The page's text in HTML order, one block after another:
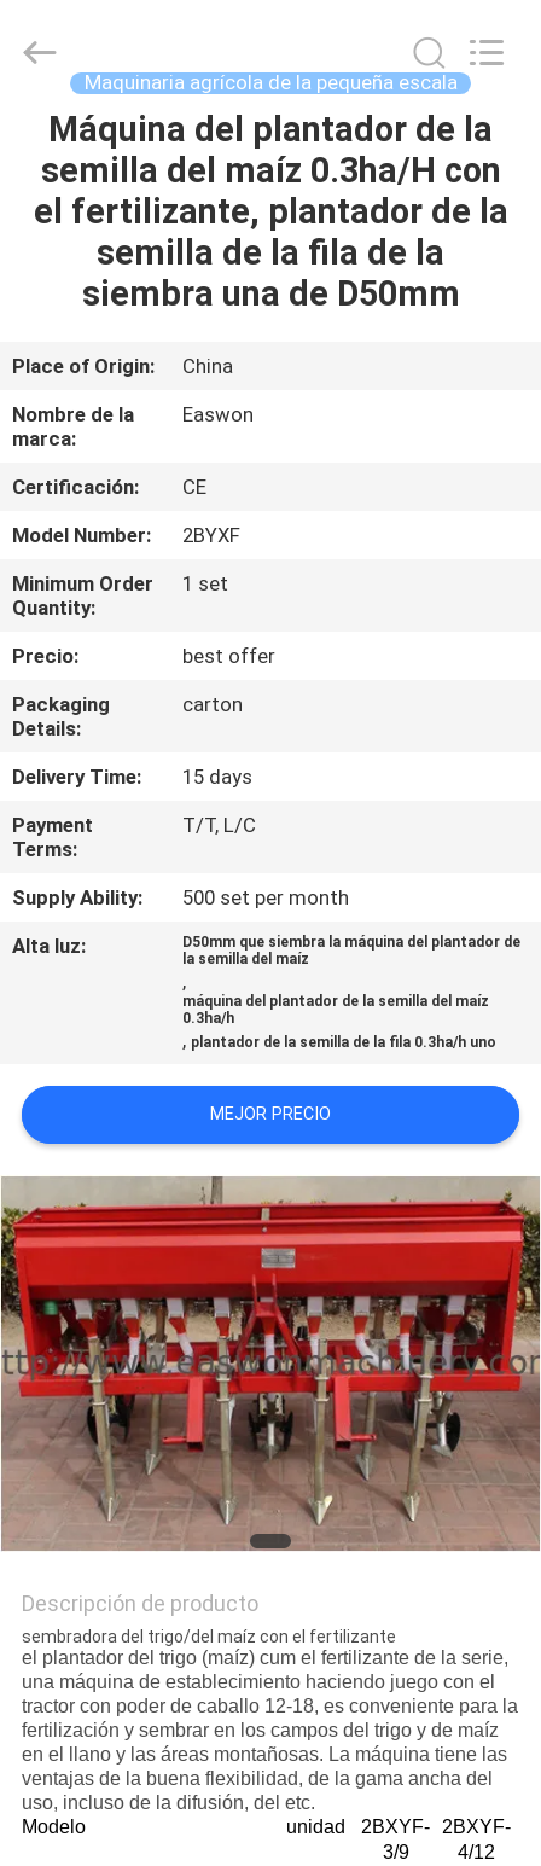
HOGAR
PRODUCTOS
SOBRE
VIAJE
DE
LA
FÁBRICA
CONTROL
DE
ÉNTRENOS
CONTACTO
CON
NOTICIAS
UNA
CITA
MAPA
DEL
SITIO
PRIVACY
POLICY
Ruixiang
Reserved.
Maquinaria agrícola de la pequeña escala
Máquina del plantador de la
semilla del maíz 0.3ha/H con
el fertilizante, plantador de la
semilla de la fila de la
siembra una de D50mm
Place of Origin:
China
Nombre de la
marca:
Easwon
Certificación:
CE
Model Number:
2BYXF
Minimum Order
Quantity:
1 set
Precio:
best offer
Packaging
Details:
carton
Delivery Time:
15 days
Payment
Terms:
T/T, L/C
Supply Ability:
500 set per month
Alta luz:
D50mm que siembra la máquina del plantador de
la semilla del maíz
,
máquina del plantador de la semilla del maíz
0.3ha/h
, plantador de la semilla de la fila 0.3ha/h uno
MEJOR PRECIO
Descripción de producto
sembradora del trigo/del maíz con el fertilizante
el plantador del trigo (maíz) cum el fertilizante de la serie,
una máquina de establecimiento haciendo juego con el
tractor con poder de caballo 12-18, es conveniente para la
fertilización y sembrar en los campos del trigo y de maíz
en el llano y las áreas montañosas. La máquina tiene las
ventajas de la buena flexibilidad, de la gama ancha del
uso, incluso de la difusión, del etc.
Modelo
unidad
2BXYF-
3/9
2BXYF-
4/12